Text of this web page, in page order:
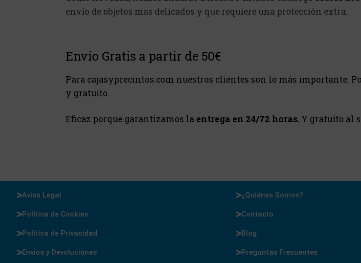
envío de objetos mas delicados y que requiere una protección extra.
Envío Gratis a partir de 50€
Para cajasyprecintos.com nuestros clientes son lo más importante.
y gratuito.
Eficaz porque garantizamos la entrega en 24/72 horas. Y gratuito al
Aviso Legal
Política de Cookies
Política de Privacidad
Envíos y Devoluciones
¿Quiénes Somos?
Contacto
Blog
Preguntas Frecuentes